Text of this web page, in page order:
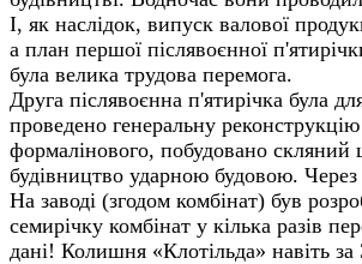
І, як наслідок, випуск валової
а план першої післявоєнної
була велика тру­дова перемога.
Друга післявоєнна п'ятирічка була
проведено генеральну
формалінового, побудовано скляний
будівництво ударною будовою. Через
На заводі (згодом комбінат) був
семирічку комбінат у кілька разів
дані! Колишня «Клотільда» навіть за